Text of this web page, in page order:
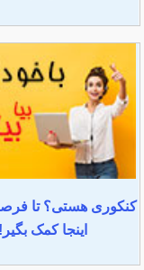
کنکوری هستی؟ تا
اینجا کمک بگیر!